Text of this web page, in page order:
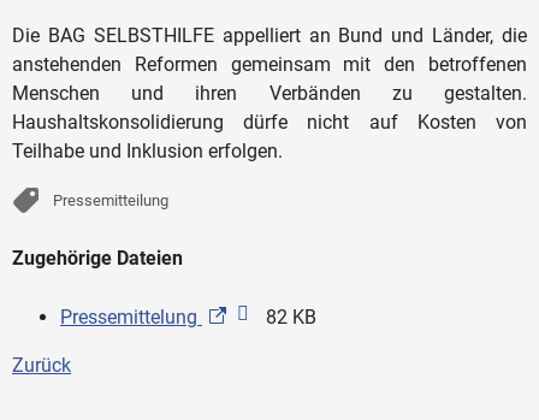
Die BAG SELBSTHILFE appelliert an Bund und Länder, die
anstehenden Reformen gemeinsam mit den betroffenen
Menschen und ihren Verbänden zu gestalten.
Haushaltskonsolidierung dürfe nicht auf Kosten von
Teilhabe und Inklusion erfolgen.
Pressemitteilung
Zugehörige Dateien
Pressemittelung 82 KB
Zurück